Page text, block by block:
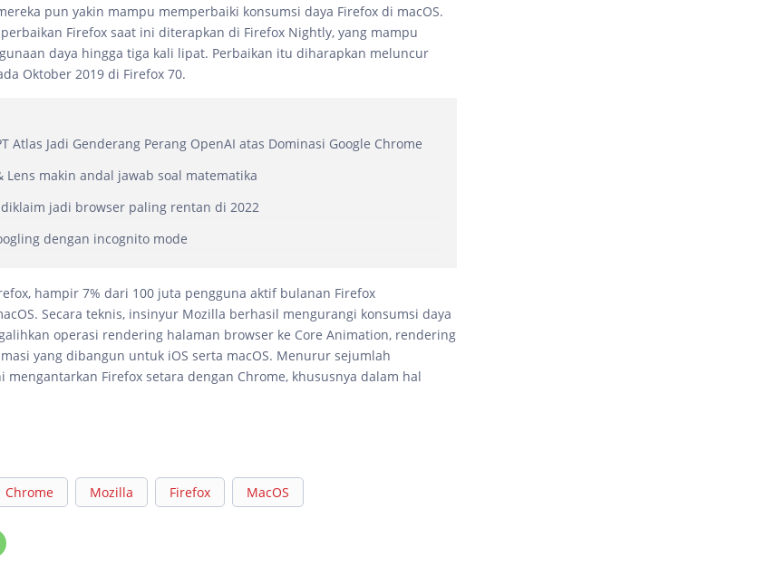
pun yakin mampu memperbaiki konsumsi daya Firefox di macOS.
Firefox saat ini diterapkan di Firefox Nightly, yang mampu
daya hingga tiga kali lipat. Perbaikan itu diharapkan meluncur
Oktober 2019 di Firefox 70.
Atlas Jadi Genderang Perang OpenAI atas Dominasi Google Chrome
Lens makin andal jawab soal matematika
diklaim jadi browser paling rentan di 2022
dengan incognito mode
hampir 7% dari 100 juta pengguna aktif bulanan Firefox
Secara teknis, insinyur Mozilla berhasil mengurangi konsumsi daya
operasi rendering halaman browser ke Core Animation, rendering
yang dibangun untuk iOS serta macOS. Menurur sejumlah
mengantarkan Firefox setara dengan Chrome, khususnya dalam hal
Chrome Mozilla Firefox MacOS